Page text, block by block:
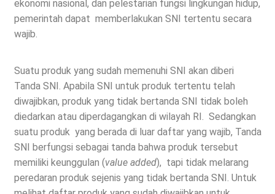
ekonomi nasional, dan pelestarian fungsi lingkungan hidup,
pemerintah dapat memberlakukan SNI tertentu secara
wajib.
Suatu produk yang sudah memenuhi SNI akan diberi
Tanda SNI. Apabila SNI untuk produk tertentu telah
diwajibkan, produk yang tidak bertanda SNI tidak boleh
diedarkan atau diperdagangkan di wilayah RI. Sedangkan
suatu produk yang berada di luar daftar yang wajib, Tanda
SNI berfungsi sebagai tanda bahwa produk tersebut
memiliki keunggulan (value added), tapi tidak melarang
peredaran produk sejenis yang tidak bertanda SNI. Untuk